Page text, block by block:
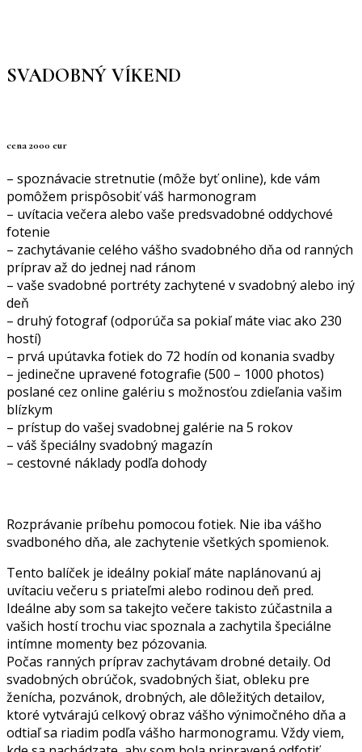
SVADOBNÝ VÍKEND
cena 2000 eur
– spoznávacie stretnutie (môže byť online), kde vám
pomôžem prispôsobiť váš harmonogram
– uvítacia večera alebo vaše predsvadobné oddychové
fotenie
– zachytávanie celého vášho svadobného dňa od ranných
príprav až do jednej nad ránom
– vaše svadobné portréty zachytené v svadobný alebo iný
deň
– druhý fotograf (odporúča sa pokiaľ máte viac ako 230
hostí)
– prvá upútavka fotiek do 72 hodín od konania svadby
– jedinečne upravené fotografie (500 – 1000 photos)
poslané cez online galériu s možnosťou zdieľania vašim
blízkym
– prístup do vašej svadobnej galérie na 5 rokov
– váš špeciálny svadobný magazín
– cestovné náklady podľa dohody
Rozprávanie príbehu pomocou fotiek. Nie iba vášho
svadboného dňa, ale zachytenie všetkých spomienok.
Tento balíček je ideálny pokiaľ máte naplánovanú aj
uvítaciu večeru s priateľmi alebo rodinou deň pred.
Ideálne aby som sa takejto večere takisto zúčastnila a
vašich hostí trochu viac spoznala a zachytila špeciálne
intímne momenty bez pózovania.
Počas ranných príprav zachytávam drobné detaily. Od
svadobných obrúčok, svadobných šiat, obleku pre
ženícha, pozvánok, drobných, ale dôležitých detailov,
ktoré vytvárajú celkový obraz vášho výnimočného dňa a
odtiaľ sa riadim podľa vášho harmonogramu. Vždy viem,